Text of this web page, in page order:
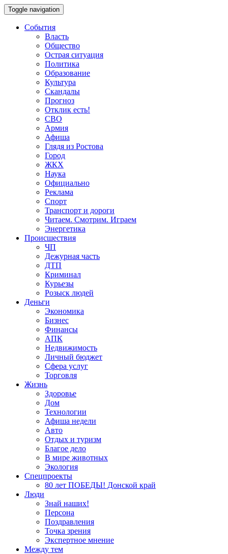
Toggle navigation
События
Власть
Общество
Острая ситуация
Политика
Образование
Культура
Скандалы
Прогноз
Отклик есть!
СВО
Армия
Афиша
Глядя из Ростова
Город
ЖКХ
Наука
Официально
Реклама
Спорт
Транспорт и дороги
Читаем. Смотрим. Играем
Энергетика
Происшествия
ЧП
Дежурная часть
ДТП
Криминал
Курьезы
Розыск людей
Деньги
Экономика
Бизнес
Финансы
АПК
Недвижимость
Личный бюджет
Сфера услуг
Торговля
Жизнь
Здоровье
Дом
Технологии
Афиша недели
Авто
Отдых и туризм
Благое дело
В мире животных
Экология
Спецпроекты
80 лет ПОБЕДЫ! Донской край
Люди
Знай наших!
Персона
Поздравления
Точка зрения
Экспертное мнение
Между тем